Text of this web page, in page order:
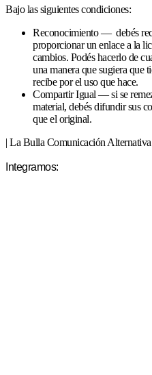
Bajo las siguientes condiciones:
Reconocimiento — debés
proporcionar un enlace a la
cambios. Podés hacerlo de
una manera que sugiera que
recibe por el uso que hace.
Compartir Igual — si se
material, debés difundir sus
que el original.
| La Bulla Comunicación Alternativa
Integramos: